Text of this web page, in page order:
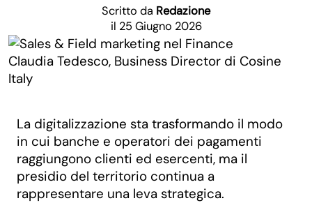
Scritto da Redazione
il 25 Giugno 2026
Claudia Tedesco, Business Director di Cosine
Italy
La digitalizzazione sta trasformando il modo
in cui banche e operatori dei pagamenti
raggiungono clienti ed esercenti, ma il
presidio del territorio continua a
rappresentare una leva strategica.